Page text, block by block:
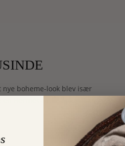
nye boheme-look blev især
Hermès-taske opkaldt…